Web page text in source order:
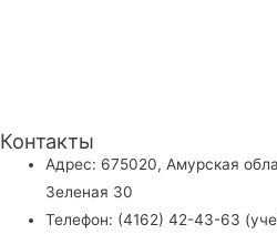
Контакты
Адрес: 675020, Амурская
Зеленая 30
Телефон: (4162) 42-43-63